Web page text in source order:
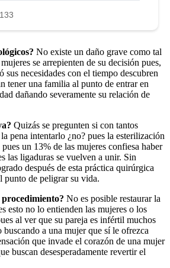
No existe un daño grave como tal
se arrepienten de su decisión pues,
necesidades con el tiempo descubren
tener una familia al punto de entrar en
dañando severamente su relación de
Quizás se pregunten si con tantos
pena intentarlo ¿no? pues la esterilización
un 13% de las mujeres confiesa haber
las ligaduras se vuelven a unir. Sin
después de esta práctica quirúrgica
punto de peligrar su vida.
No es posible restaurar la
esto no lo entienden las mujeres o los
al ver que su pareja es infértil muchos
a una mujer que sí le ofrezca
que invade el corazón de una mujer
buscan desesperadamente revertir el